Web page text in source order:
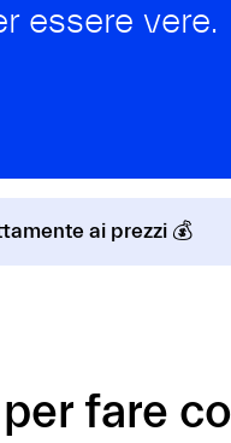
essere vere.
ai prezzi 💰
fare